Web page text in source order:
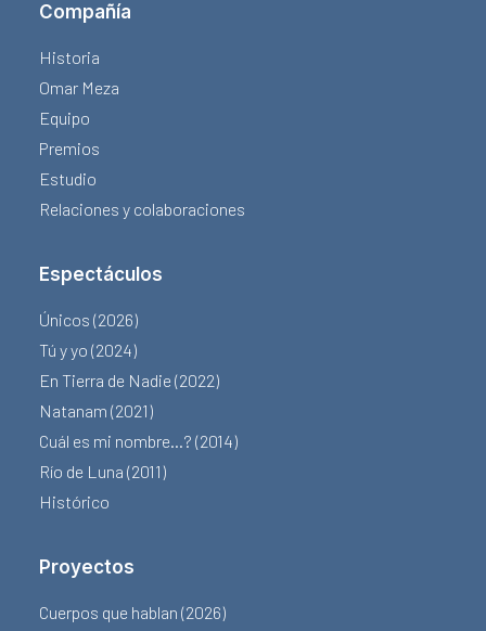
Compañía
Historia
Omar Meza
Equipo
Premios
Estudio
Relaciones y colaboraciones
Espectáculos
Únicos (2026)
Tú y yo (2024)
En Tierra de Nadie (2022)
Natanam (2021)
Cuál es mi nombre…? (2014)
Río de Luna (2011)
Histórico
Proyectos
Cuerpos que hablan (2026)